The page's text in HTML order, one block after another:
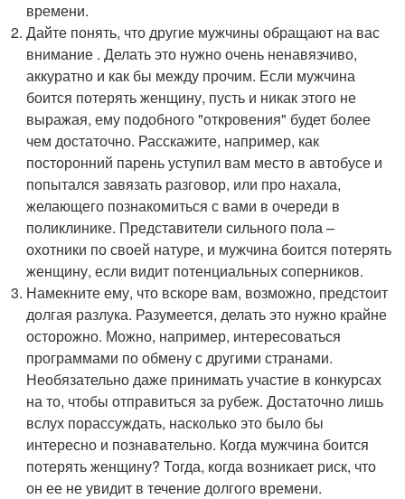
времени.
Дайте понять, что другие мужчины обращают на вас
внимание . Делать это нужно очень ненавязчиво,
аккуратно и как бы между прочим. Если мужчина
боится потерять женщину, пусть и никак этого не
выражая, ему подобного "откровения" будет более
чем достаточно. Расскажите, например, как
посторонний парень уступил вам место в автобусе и
попытался завязать разговор, или про нахала,
желающего познакомиться с вами в очереди в
поликлинике. Представители сильного пола –
охотники по своей натуре, и мужчина боится потерять
женщину, если видит потенциальных соперников.
Намекните ему, что вскоре вам, возможно, предстоит
долгая разлука. Разумеется, делать это нужно крайне
осторожно. Можно, например, интересоваться
программами по обмену с другими странами.
Необязательно даже принимать участие в конкурсах
на то, чтобы отправиться за рубеж. Достаточно лишь
вслух порассуждать, насколько это было бы
интересно и познавательно. Когда мужчина боится
потерять женщину? Тогда, когда возникает риск, что
он ее не увидит в течение долгого времени.